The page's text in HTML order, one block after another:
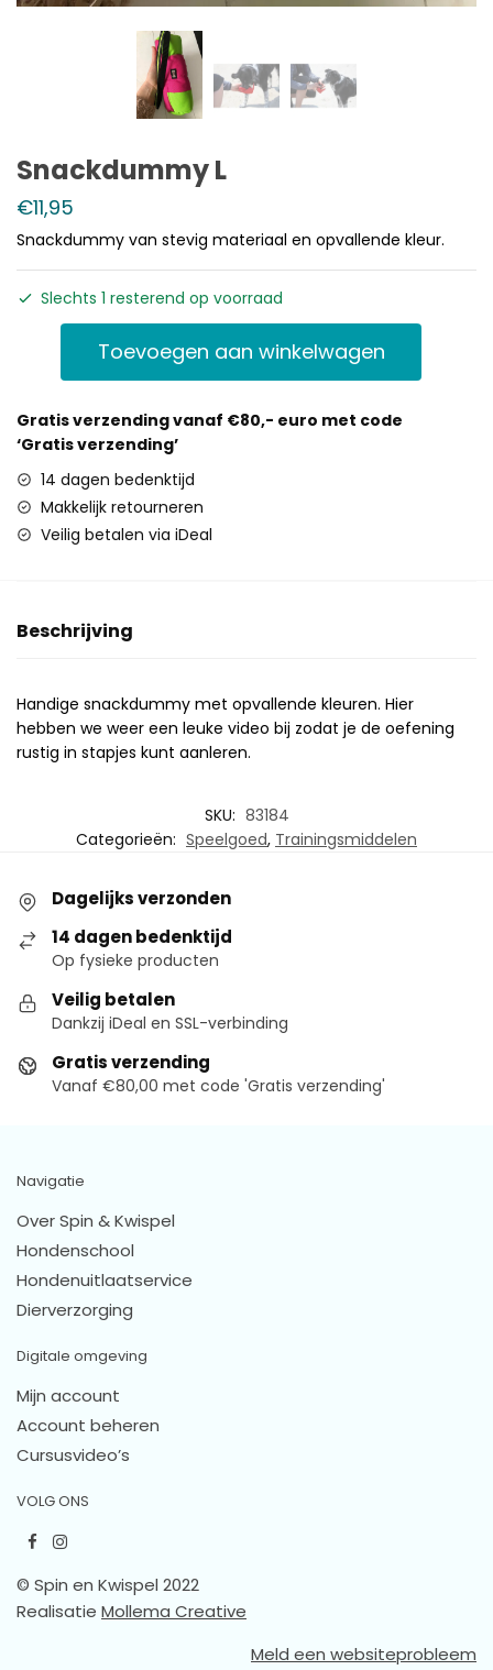
Snackdummy L
€11,95
Snackdummy van stevig materiaal en opvallende kleur.
Slechts 1 resterend op voorraad
Toevoegen aan winkelwagen
Gratis verzending vanaf €80,- euro met code
‘Gratis verzending’
14 dagen bedenktijd
Makkelijk retourneren
Veilig betalen via iDeal
Beschrijving
Handige snackdummy met opvallende kleuren. Hier
hebben we weer een leuke video bij zodat je de oefening
rustig in stapjes kunt aanleren.
SKU: 83184
Categorieën: Speelgoed, Trainingsmiddelen
Dagelijks verzonden
14 dagen bedenktijd
Op fysieke producten
Veilig betalen
Dankzij iDeal en SSL-verbinding
Gratis verzending
Vanaf €80,00 met code 'Gratis verzending'
Navigatie
Over Spin & Kwispel
Hondenschool
Hondenuitlaatservice
Dierverzorging
Digitale omgeving
Mijn account
Account beheren
Cursusvideo’s
VOLG ONS
© Spin en Kwispel 2022
Realisatie Mollema Creative
Meld een websiteprobleem